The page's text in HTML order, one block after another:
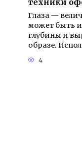
техники
Глаза —
может быть
глубины и
образе.
4